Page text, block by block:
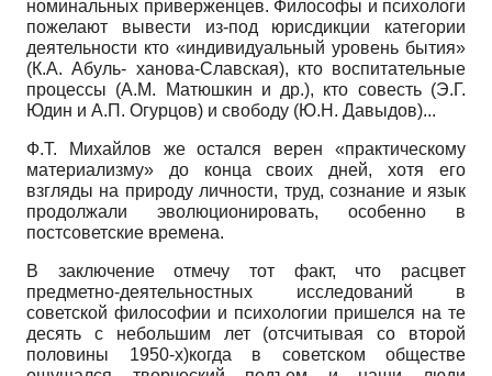
номинальных приверженцев. Философы и психологи
пожелают вывести из-под юрисдикции категории
деятельности кто «индивидуальный уровень бытия»
(К.А. Абуль- ханова-Славская), кто воспитательные
процессы (А.М. Матюшкин и др.), кто совесть (Э.Г.
Юдин и А.П. Огурцов) и свободу (Ю.Н. Давыдов)...
Ф.Т. Михайлов же остался верен «практическому
материализму» до конца своих дней, хотя его
взгляды на природу личности, труд, сознание и язык
продолжали эволюционировать, особенно в
постсоветские времена.
В заключение отмечу тот факт, что расцвет
предметно-деятельностных исследований в
советской философии и психологии пришелся на те
десять с небольшим лет (отсчитывая со второй
половины 1950-х)когда в советском обществе